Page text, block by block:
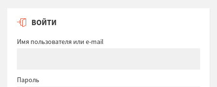
ВОЙТИ
Имя пользователя или e-mail
Пароль